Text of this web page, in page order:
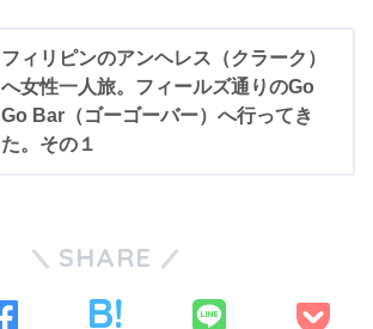
フィリピンのアンヘレス（クラーク）
へ女性一人旅。フィールズ通りのGo
Go Bar（ゴーゴーバー）へ行ってき
た。その１
SHARE